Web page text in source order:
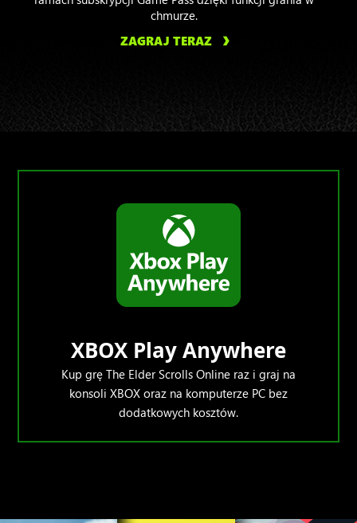
chmurze.
ZAGRAJ TERAZ
XBOX Play Anywhere
Kup grę The Elder Scrolls Online raz i graj na
konsoli XBOX oraz na komputerze PC bez
dodatkowych kosztów.